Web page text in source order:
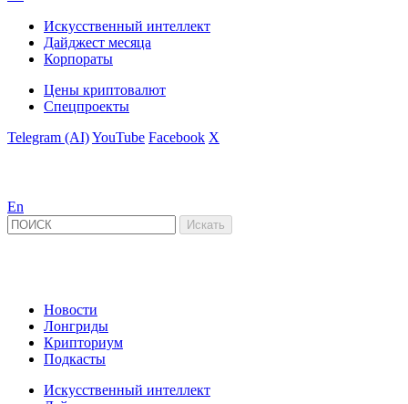
Искусственный интеллект
Дайджест месяца
Корпораты
Цены криптовалют
Спецпроекты
Telegram (AI)YouTube Facebook X
En
Новости
Лонгриды
Крипториум
Подкасты
Искусственный интеллект